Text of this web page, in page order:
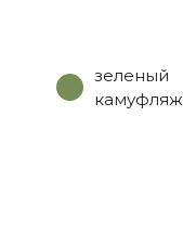
зеленый
камуфляж